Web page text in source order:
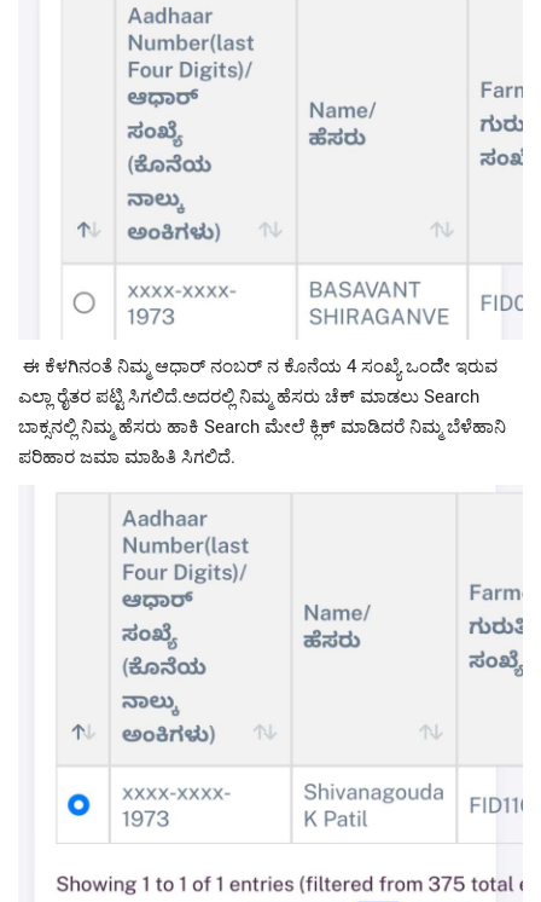
ಈ ಕೆಳಗಿನಂತೆ ನಿಮ್ಮ ಆಧಾರ್ ನಂಬರ್ ನ ಕೊನೆಯ 4 ಸಂಖ್ಯೆ ಒಂದೆೇ ಇರುವ
ಎಲ್ಲಾ ರೈತರ ಪಟ್ಟಿ ಸಿಗಲಿದೆ.ಅದರಲ್ಲಿ ನಿಮ್ಮ ಹೆಸರು ಚೆಕ್ ಮಾಡಲು Search
ಬಾಕ್ಸನಲ್ಲಿ ನಿಮ್ಮ ಹೆಸರು ಹಾಕಿ Search ಮೇಲೆ ಕ್ಲಿಕ್ ಮಾಡಿದರೆ ನಿಮ್ಮ ಬೆಳೆಹಾನಿ
ಪರಿಹಾರ ಜಮಾ ಮಾಹಿತಿ ಸಿಗಲಿದೆ.